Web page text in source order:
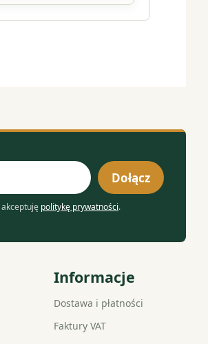
Dołącz
politykę prywatności.
Informacje
Dostawa i płatności
Faktury VAT